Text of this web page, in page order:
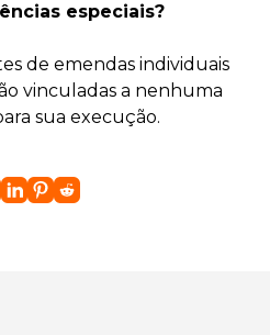
especiais?
de emendas individuais
vinculadas a nenhuma
sua execução.